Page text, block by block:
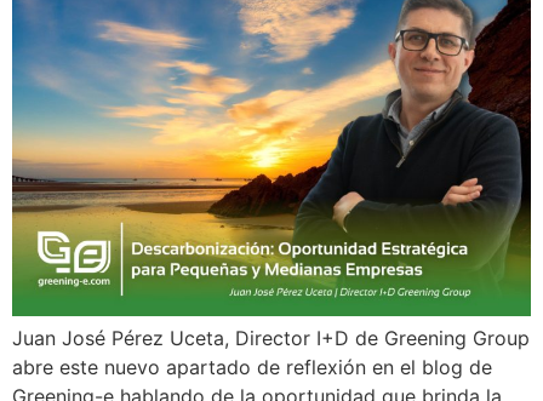
Juan José Pérez Uceta, Director I+D de Greening Group
abre este nuevo apartado de reflexión en el blog de